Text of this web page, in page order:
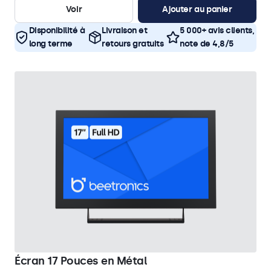
Voir
Ajouter au panier
Disponibilité à
long terme
Livraison et
retours gratuits
5 000+ avis clients,
note de 4,8/5
Écran 17 Pouces en Métal